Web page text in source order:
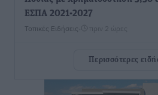
ΕΣΠΑ 2021-2027
Τοπικές Ειδήσεις πριν 2 ώρες
Την Παρασκευή 21 Αυγούστου η
Γενναδίου παρουσία του Άδωνι
Περισσότερες